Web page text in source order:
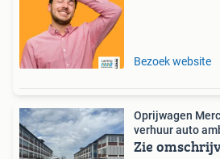
Bezoek website
Oprijwagen
verhuur auto
Zie